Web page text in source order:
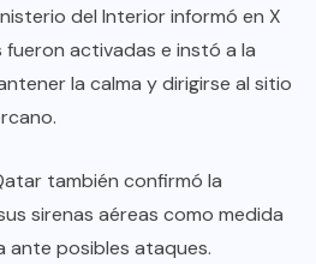
del Interior informó en X
fueron activadas e instó a la
la calma y dirigirse al sitio
también confirmó la
sirenas aéreas como medida
ante posibles ataques.